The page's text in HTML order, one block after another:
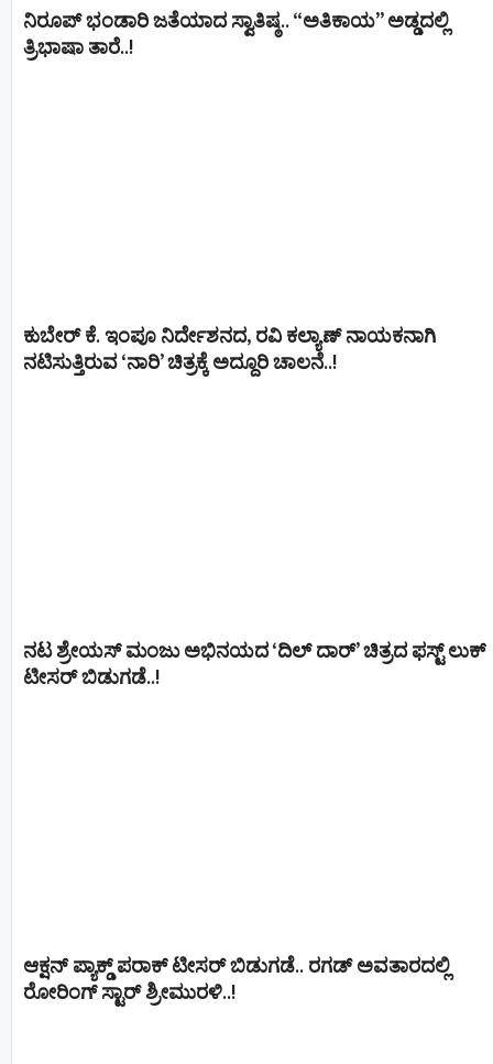
ನಿರೂಪ್ ಭಂಡಾರಿ ಜತೆಯಾದ ಸ್ವಾತಿಷ್ಠ.. “ಅತಿಕಾಯ” ಅಡ್ಡದಲ್ಲಿ
ತ್ರಿಭಾಷಾ ತಾರೆ..!
ಕುಬೇರ್ ಕೆ. ಇಂಪೂ ನಿರ್ದೇಶನದ, ರವಿ ಕಲ್ಯಾಣ್‍ ನಾಯಕನಾಗಿ
ನಟಿಸುತ್ತಿರುವ ‘ನಾರಿ’ ಚಿತ್ರಕ್ಕೆ ಅದ್ದೂರಿ ಚಾಲನೆ..!
ನಟ ಶ್ರೇಯಸ್ ಮಂಜು ಅಭಿನಯದ ‘ದಿಲ್ ದಾರ್’ ಚಿತ್ರದ ಫಸ್ಟ್ ಲುಕ್
ಟೀಸರ್ ಬಿಡುಗಡೆ..!
ಆಕ್ಷನ್ ಪ್ಯಾಕ್ಡ್ ಪರಾಕ್ ಟೀಸರ್ ಬಿಡುಗಡೆ.. ರಗಡ್ ಅವತಾರದಲ್ಲಿ
ರೋರಿಂಗ್ ಸ್ಟಾರ್ ಶ್ರೀಮುರಳಿ..!